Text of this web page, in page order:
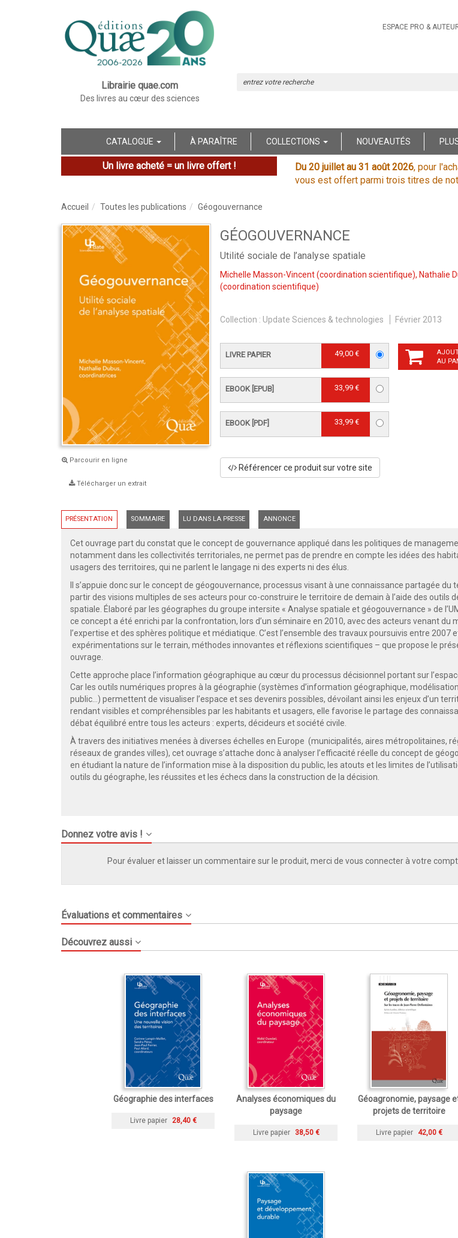
Librairie quae.com
Des livres au cœur des sciences
ESPACE PRO &
CATALOGUE À PARAÎTRE COLLECTIONS NOUVEAUTÉS
Un livre acheté = un livre offert ! Du 20 juillet au 31 août 2026, pour
vous est offert parmi trois titres de
Accueil Toutes les publications Géogouvernance
Parcourir en ligne
Télécharger un extrait
GÉOGOUVERNANCE
Utilité sociale de l’analyse spatiale
Michelle Masson-Vincent(coordination scientifique), Nathalie
(coordination scientifique)
Collection : Update Sciences & technologies Février 2013
LIVRE PAPIER 49,00 €
EBOOK [EPUB] 33,99 €
EBOOK [PDF] 33,99 €
AU
Référencer ce produit sur votre site
PRÉSENTATION SOMMAIRE LU DANS LA PRESSE ANNONCE
Cet ouvrage part du constat que le concept de gouvernance appliqué dans les politiques de
notamment dans les collectivités territoriales, ne permet pas de prendre en compte les idées des
usagers des territoires, qui ne parlent le langage ni des experts ni des élus.
Il s’appuie donc sur le concept de géogouvernance, processus visant à une connaissance partagée du
partir des visions multiples de ses acteurs pour co-construire le territoire de demain à l’aide des outils
spatiale. Élaboré par les géographes du groupe intersite « Analyse spatiale et géogouvernance » de
ce concept a été enrichi par la confrontation, lors d’un séminaire en 2010, avec des acteurs venant du
l’expertise et des sphères politique et médiatique. C’est l’ensemble des travaux poursuivis entre 2007
expérimentations sur le terrain, méthodes innovantes et réflexions scientifiques – que propose le
ouvrage.
Cette approche place l’information géographique au cœur du processus décisionnel portant sur
Car les outils numériques propres à la géographie (systèmes d’information géographique,
public…) permettent de visualiser l’espace et ses devenirs possibles, dévoilant ainsi les enjeux d’un
rendant visibles et compréhensibles par les habitants et usagers, elle favorise le partage des
débat équilibré entre tous les acteurs : experts, décideurs et société civile.
À travers des initiatives menées à diverses échelles en Europe (municipalités, aires métropolitaines,
réseaux de grandes villes), cet ouvrage s’attache donc à analyser l’efficacité réelle du concept de
en étudiant la nature de l’information mise à la disposition du public, les atouts et les limites de
outils du géographe, les réussites et les échecs dans la construction de la décision.
Donnez votre avis !
Pour évaluer et laisser un commentaire sur le produit, merci de vous connecter à votre
Évaluations et commentaires
Découvrez aussi
Géographie des interfaces
Livre papier 28,40 €
Analyses économiques du
paysage
Livre papier 38,50 €
Géoagronomie, paysage
projets de territoire
Livre papier 42,00 €